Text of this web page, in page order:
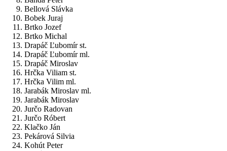
Bellová Slávka
Bobek Juraj
Brtko Jozef
Brtko Michal
Drapáč Ľubomír st.
Drapáč Ľubomír ml.
Drapáč Miroslav
Hrčka Viliam st.
Hrčka Vilim ml.
Jarabák Miroslav ml.
Jarabák Miroslav
Jurčo Radovan
Jurčo Róbert
Klačko Ján
Pekárová Silvia
Kohút Peter